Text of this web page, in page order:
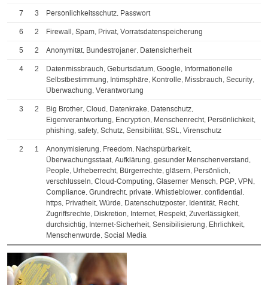
7 3 Persönlichkeitsschutz, Passwort
6 2 Firewall, Spam, Privat, Vorratsdatenspeicherung
5 2 Anonymität, Bundestrojaner, Datensicherheit
4 2
Datenmissbrauch, Geburtsdatum, Google, Informationelle
Selbstbestimmung, Intimsphäre, Kontrolle, Missbrauch, Security,
Überwachung, Verantwortung
3 2
Big Brother, Cloud, Datenkrake, Datenschutz,
Eigenverantwortung, Encryption, Menschenrecht, Persönlichkeit,
phishing, safety, Schutz, Sensibilität, SSL, Virenschutz
2 1
Anonymisierung, Freedom, Nachspürbarkeit,
Überwachungsstaat, Aufklärung, gesunder Menschenverstand,
People, Urheberrecht, Bürgerrechte, gläsern, Persönlich,
verschlüsseln, Cloud-Computing, Gläserner Mensch, PGP, VPN,
Compliance, Grundrecht, private, Whistleblower, confidential,
https, Privatheit, Würde, Datenschutzposter, Identität, Recht,
Zugriffsrechte, Diskretion, Internet, Respekt, Zuverlässigkeit,
durchsichtig, Internet-Sicherheit, Sensibilisierung, Ehrlichkeit,
Menschenwürde, Social Media